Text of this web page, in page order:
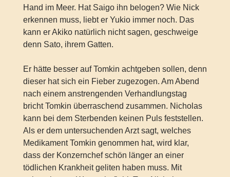
Hand im Meer. Hat Saigo ihn belogen? Wie Nick
erkennen muss, liebt er Yukio immer noch. Das
kann er Akiko natürlich nicht sagen, geschweige
denn Sato, ihrem Gatten.
Er hätte besser auf Tomkin achtgeben sollen, denn
dieser hat sich ein Fieber zugezogen. Am Abend
nach einem anstrengenden Verhandlungstag
bricht Tomkin überraschend zusammen. Nicholas
kann bei dem Sterbenden keinen Puls feststellen.
Als er dem untersuchenden Arzt sagt, welches
Medikament Tomkin genommen hat, wird klar,
dass der Konzernchef schön länger an einer
tödlichen Krankheit geliten haben muss. Mit